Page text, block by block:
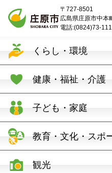
〒727-8501
広島県庄原市中本
電話:(0824)73-
くらし・環境
健康・福祉・介護
子ども・家庭
教育・文化・スポ
観光